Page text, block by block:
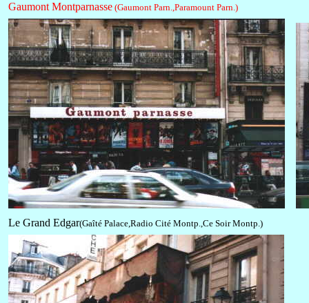
Gaumont Montparnasse (Gaumont Parn.,Paramount Parn.)
Le Grand Edgar(Gaîté Palace,Radio Cité Montp.,Ce Soir Montp.)